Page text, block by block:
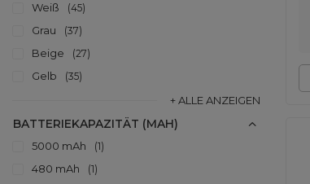
Weiß 45
Grau 37
Beige 27
Gelb 35
+ ALLE ANZEIGEN
BATTERIEKAPAZITÄT (MAH)
5000 mAh 1
480 mAh 1